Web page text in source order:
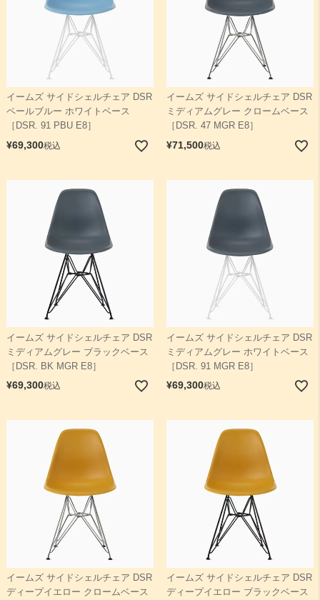
イームズ サイドシェルチェア DSR
ペールブルー ホワイトベース
［DSR. 91 PBU E8］
¥69,300税込
イームズ サイドシェルチェア DSR
ミディアムグレー クロームベース
［DSR. 47 MGR E8］
¥71,500税込
イームズ サイドシェルチェア DSR
ミディアムグレー ブラックベース
［DSR. BK MGR E8］
¥69,300税込
イームズ サイドシェルチェア DSR
ミディアムグレー ホワイトベース
［DSR. 91 MGR E8］
¥69,300税込
イームズ サイドシェルチェア DSR
ディープイエロー クロームベース
イームズ サイドシェルチェア DSR
ディープイエロー ブラックベース